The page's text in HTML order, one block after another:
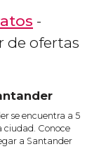
-
de ofertas
se encuentra a 5
ciudad. Conoce
a Santander